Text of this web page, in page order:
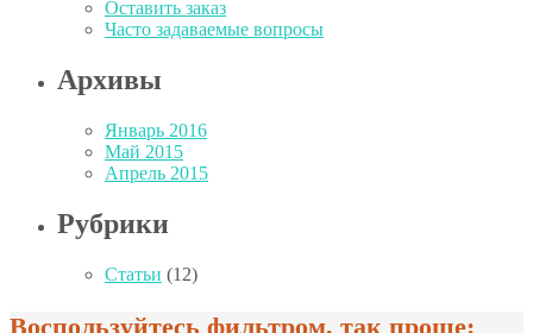
Оставить заказ
Часто задаваемые вопросы
Архивы
Январь 2016
Май 2015
Апрель 2015
Рубрики
Статьи (12)
Воспользуйтесь фильтром, так проще: